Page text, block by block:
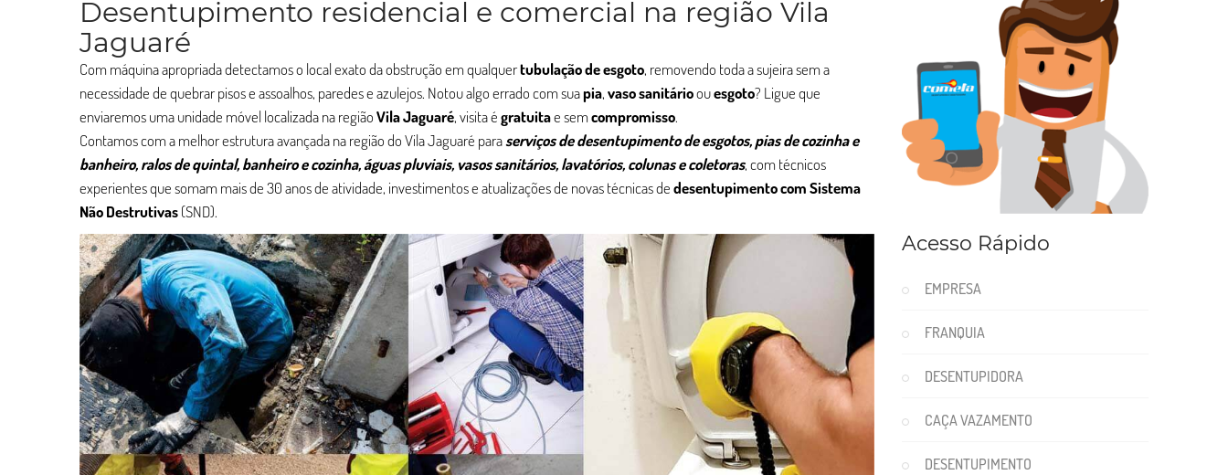
Desentupimento residencial e comercial na região Vila
Jaguaré
Com máquina apropriada detectamos o local exato da obstrução em qualquertubulação de esgoto, removendo toda a sujeira sem a
necessidade de quebrar pisos e assoalhos, paredes e azulejos. Notou algo errado com suapia,vaso sanitárioouesgoto? Ligue que
enviaremos uma unidade móvel localizada na regiãoVila Jaguaré, visita égratuitae semcompromisso.
Contamos com a melhor estrutura avançada na região do Vila Jaguaré paraserviços de desentupimento de esgotos, pias de cozinha e
banheiro, ralos de quintal, banheiro e cozinha, águas pluviais, vasos sanitários, lavatórios, colunas e coletoras, com técnicos
experientes que somam mais de 30 anos de atividade, investimentos e atualizações de novas técnicas dedesentupimento com Sistema
Não Destrutivas(SND).
Acesso Rápido
EMPRESA
FRANQUIA
DESENTUPIDORA
CAÇA VAZAMENTO
DESENTUPIMENTO